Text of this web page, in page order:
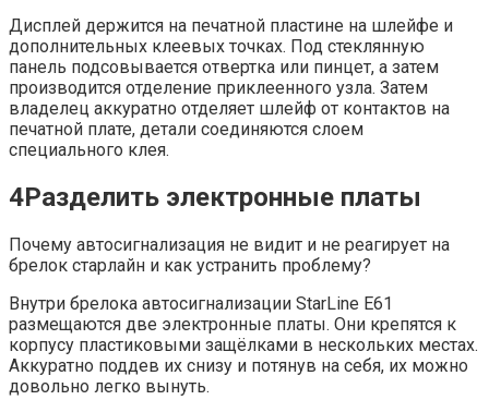
Дисплей держится на печатной пластине на шлейфе и
дополнительных клеевых точках. Под стеклянную
панель подсовывается отвертка или пинцет, а затем
производится отделение приклеенного узла. Затем
владелец аккуратно отделяет шлейф от контактов на
печатной плате, детали соединяются слоем
специального клея.
4Разделить электронные платы
Почему автосигнализация не видит и не реагирует на
брелок старлайн и как устранить проблему?
Внутри брелока автосигнализации StarLine E61
размещаются две электронные платы. Они крепятся к
корпусу пластиковыми защёлками в нескольких местах.
Аккуратно поддев их снизу и потянув на себя, их можно
довольно легко вынуть.